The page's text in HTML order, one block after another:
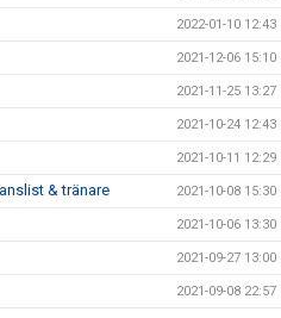
2022-01-10 12:43
2021-12-06 15:10
2021-11-25 13:27
2021-10-24 12:43
2021-10-11 12:29
& tränare 2021-10-08 15:30
2021-10-06 13:30
2021-09-27 13:00
2021-09-08 22:57